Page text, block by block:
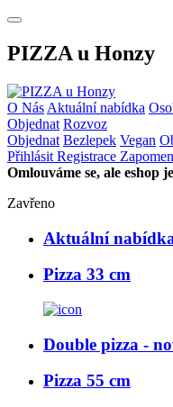
PIZZA u Honzy
O Nás Aktuální nabídka
Objednat Rozvoz
Objednat Bezlepek Vegan
Přihlásit Registrace
Omlouváme se, ale eshop
Zavřeno
Aktuální
Pizza 33 cm
Double pizza -
Pizza 55 cm